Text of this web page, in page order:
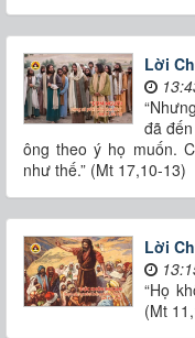
Lời
đã
ông theo ý họ muốn.
như thế.” (Mt 17,10-13)
Lời
“Họ
(Mt